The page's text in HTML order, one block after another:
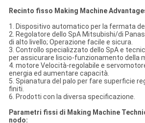
Recinto fisso Making Machine
1. Dispositivo automatico per la fermata
2. Regolatore dello SpA Mitsubishi/di
di alto livello; Operazione facile e sicura.
3. Controllo specializzato dello SpA e
per assicurare liscio-funzionamento della
4. motore Velocità-regolabile e
energia ed aumentare capacità.
5. Spianatura del palo per fare superficie
finiti.
6. Prodotti con la diversa specificazione.
Parametri fissi di Making Machine
nodo: